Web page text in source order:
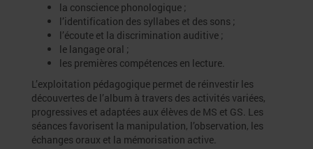
la conscience phonologique ;
l’identification des syllabes et des sons ;
l’écoute et la discrimination auditive ;
le langage oral ;
les premières compétences en lecture.
L’exploitation pédagogique permet de réinvestir les
découvertes de l’album à travers des activités variées,
progressives et adaptées aux élèves de MS et GS. Les
séances favorisent la manipulation, l’observation, les
échanges oraux et la mémorisation active.